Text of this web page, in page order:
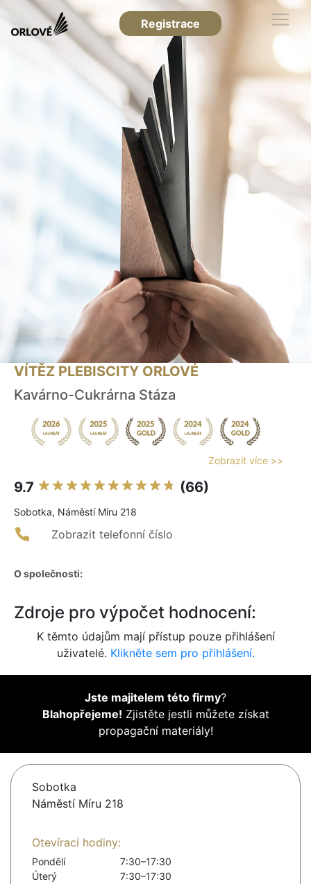
Registrace
VÍTĚZ PLEBISCITY ORLOVÉ
Kavárno-Cukrárna Stáza
Zobrazit více >>
9.7 (66)
Sobotka, Náměstí Míru 218
Zobrazit telefonní číslo
O společnosti:
Zdroje pro výpočet hodnocení:
K těmto údajům mají přístup pouze přihlášení
uživatelé. Klikněte sem pro přihlášení.
Jste majitelem této firmy?
Blahopřejeme! Zjistěte jestli můžete získat
propagační materiály!
Sobotka
Náměstí Míru 218
Otevírací hodiny:
Pondělí
7:30–17:30
Úterý
7:30–17:30